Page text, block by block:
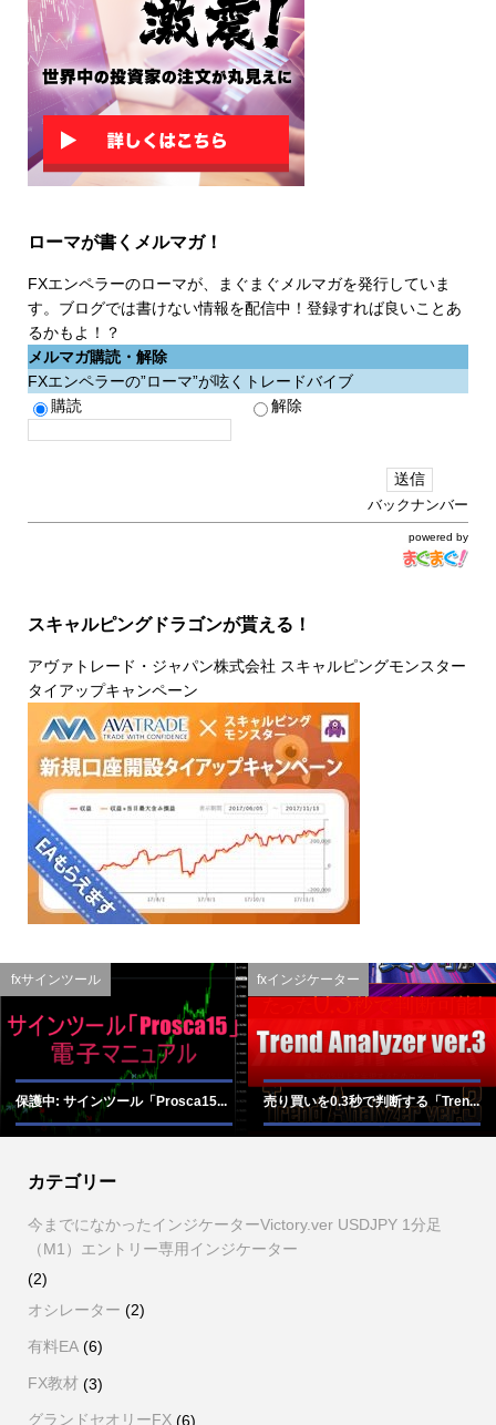
ローマが書くメルマガ！
FXエンペラーのローマが、まぐまぐメルマガを発行していま
す。ブログでは書けない情報を配信中！登録すれば良いことあ
るかもよ！？
メルマガ購読・解除
FXエンペラーの”ローマ”が呟くトレードバイブ
購読
解除
バックナンバー
powered by
スキャルピングドラゴンが貰える！
アヴァトレード・ジャパン株式会社 スキャルピングモンスター
タイアップキャンペーン
fxサインツール
保護中: サインツール「Prosca15...
fxインジケーター
売り買いを0.3秒で判断する「Tren...
カテゴリー
今までになかったインジケーターVictory.ver USDJPY 1分足
（M1）エントリー専用インジケーター
(2)
オシレーター (2)
有料EA(6)
FX教材(3)
グランドセオリーFX(6)